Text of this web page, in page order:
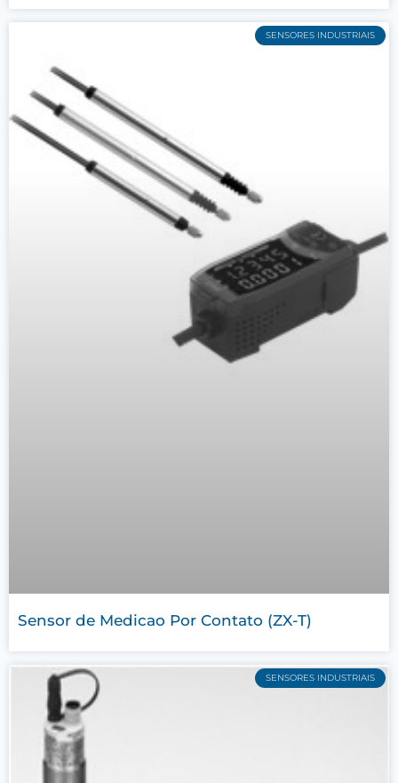
SENSORES INDUSTRIAIS
Sensor de Medicao Por Contato (ZX-T)
SENSORES INDUSTRIAIS